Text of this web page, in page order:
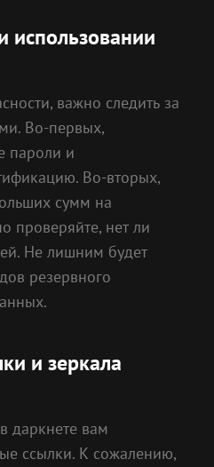
использовании
важно следить за
Во-первых,
пароли и
Во-вторых,
сумм на
проверяйте, нет ли
Не лишним будет
резервного
и зеркала
даркнете вам
ссылки. К сожалению,